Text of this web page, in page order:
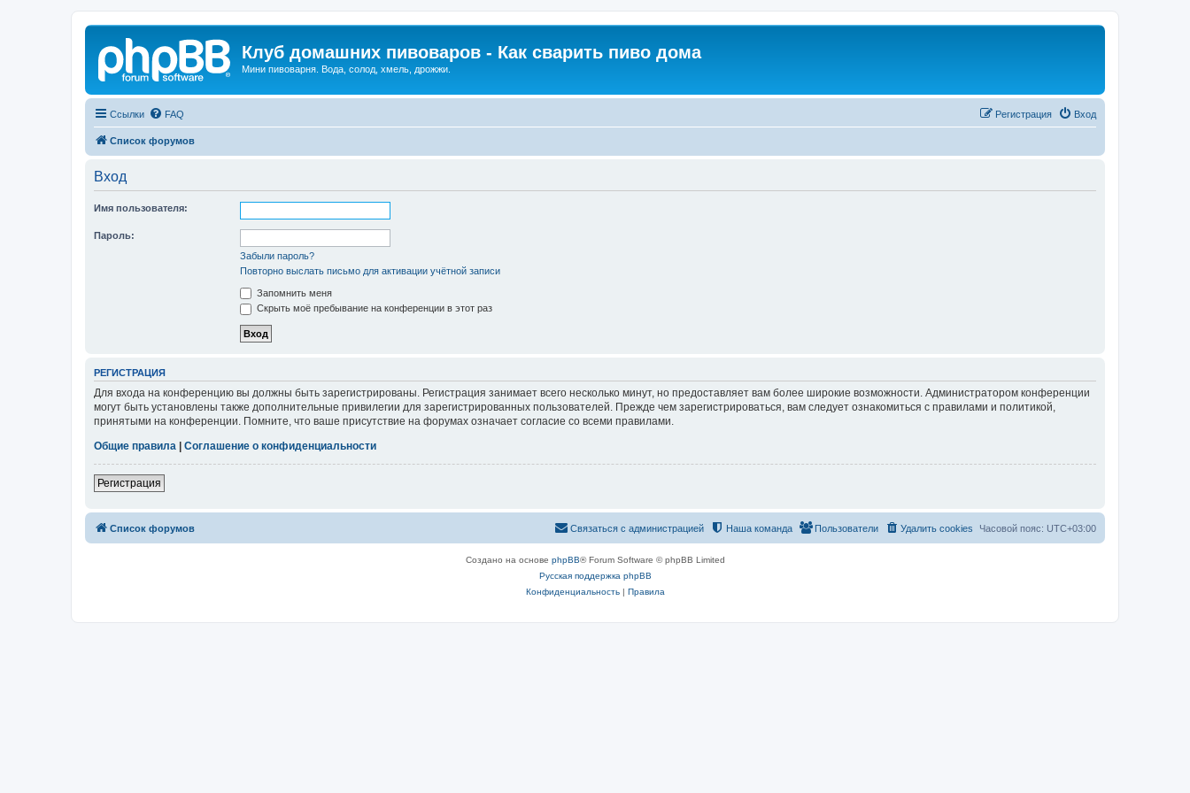
Клуб домашних пивоваров - Как cварить пиво дома
Мини пивоварня. Вода, солод, хмель, дрожжи.
Ссылки FAQ Вход
Регистрация
Список форумов
Вход
Имя пользователя:
Пароль:
Забыли пароль?
Повторно выслать письмо для активации учётной записи
Запомнить меня
Скрыть моё пребывание на конференции в этот раз
РЕГИСТРАЦИЯ
Для входа на конференцию вы должны быть зарегистрированы. Регистрация занимает всего несколько минут, но предоставляет вам более широкие возможности. Администратором конференции
могут быть установлены также дополнительные привилегии для зарегистрированных пользователей. Прежде чем зарегистрироваться, вам следует ознакомиться с правилами и политикой,
принятыми на конференции. Помните, что ваше присутствие на форумах означает согласие со всеми правилами.
Общие правила
Соглашение о конфиденциальности
Регистрация
Список форумов Часовой пояс: UTC+03:00
Удалить cookies
Пользователи
Наша команда
Связаться с администрацией
Создано на основе phpBB® Forum Software © phpBB Limited
Русская поддержка phpBB
Конфиденциальность| Правила